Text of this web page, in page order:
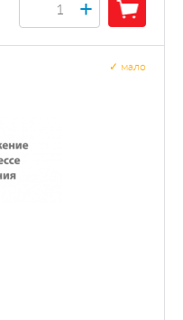
+
мало